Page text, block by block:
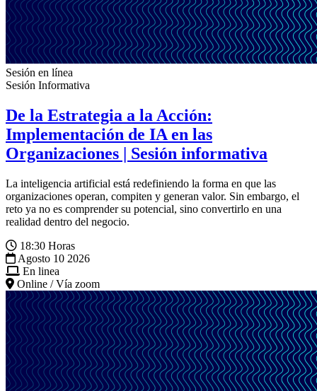
Sesión en línea
Sesión Informativa
De la Estrategia a la Acción:
Implementación de IA en las
Organizaciones | Sesión informativa
La inteligencia artificial está redefiniendo la forma en que las
organizaciones operan, compiten y generan valor. Sin embargo, el
reto ya no es comprender su potencial, sino convertirlo en una
realidad dentro del negocio.
18:30 Horas
Agosto 10 2026
En linea
Online / Vía zoom